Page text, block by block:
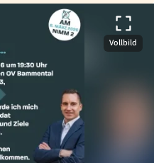
Vollbild